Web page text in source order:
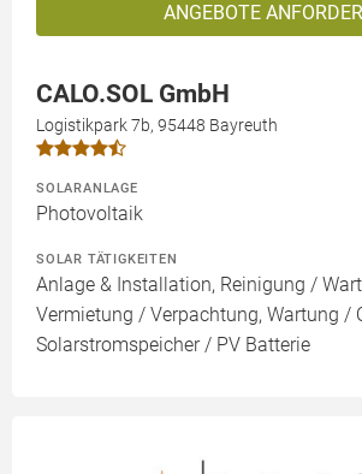
ANGEBOTE
CALO.SOL GmbH
Logistikpark 7b, 95448 Bayreuth
SOLARANLAGE
Photovoltaik
SOLAR TÄTIGKEITEN
Anlage & Installation, Reinigung /
Vermietung / Verpachtung, Wartung /
Solarstromspeicher / PV Batterie